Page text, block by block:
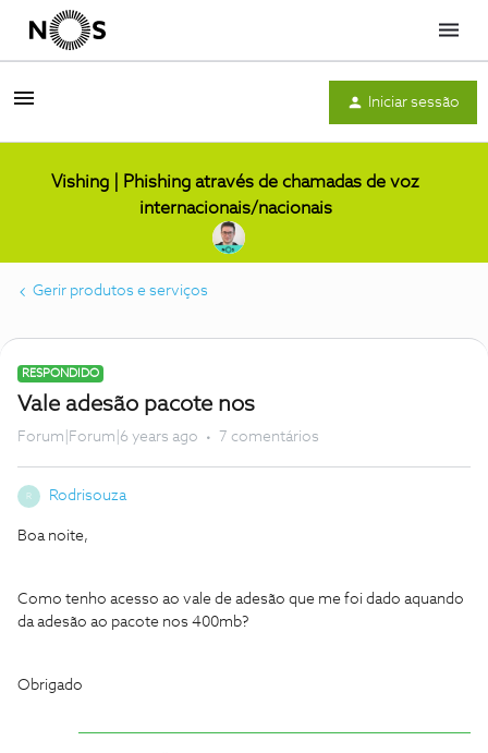
Menu
Iniciar sessão
Vishing | Phishing através de chamadas de voz
internacionais/nacionais
Gerir produtos e serviços
RESPONDIDO
Vale adesão pacote nos
Forum|Forum|6 years ago 7 comentários
R Rodrisouza
Boa noite,
Como tenho acesso ao vale de adesão que me foi dado aquando
da adesão ao pacote nos 400mb?
Obrigado